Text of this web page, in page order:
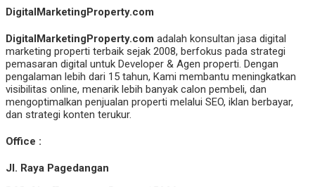
DigitalMarketingProperty.com
DigitalMarketingProperty.com adalah konsultan jasa digital
marketing properti terbaik sejak 2008, berfokus pada strategi
pemasaran digital untuk Developer & Agen properti. Dengan
pengalaman lebih dari 15 tahun, Kami membantu meningkatkan
visibilitas online, menarik lebih banyak calon pembeli, dan
mengoptimalkan penjualan properti melalui SEO, iklan berbayar,
dan strategi konten terukur.
Office :
Jl. Raya Pagedangan